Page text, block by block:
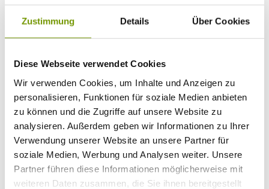
Zustimmung Details Über Cookies
Diese Webseite verwendet Cookies
Wir verwenden Cookies, um Inhalte und Anzeigen zu
personalisieren, Funktionen für soziale Medien anbieten
zu können und die Zugriffe auf unsere Website zu
analysieren. Außerdem geben wir Informationen zu Ihrer
Verwendung unserer Website an unsere Partner für
soziale Medien, Werbung und Analysen weiter. Unsere
Partner führen diese Informationen möglicherweise mit
weiteren Daten zusammen, die Sie ihnen bereitgestellt
Alter Kind 4
search
* Required field
Info
Travel Tips
Public transportation
Classification
Guest card
Interactive map
Guest Survey
Events
Calendar of events
Service+
Weather & Webcams